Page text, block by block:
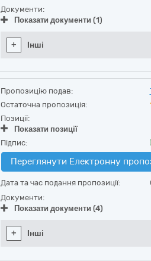
Документи:
Показати документи (1)
+ Інші
Пропозицію подав:
Остаточна пропозиція:
Позиції:
Показати позиції
Підпис:
Переглянути Електронну
Дата та час подання пропозиції:
Документи:
Показати документи (4)
+ Інші